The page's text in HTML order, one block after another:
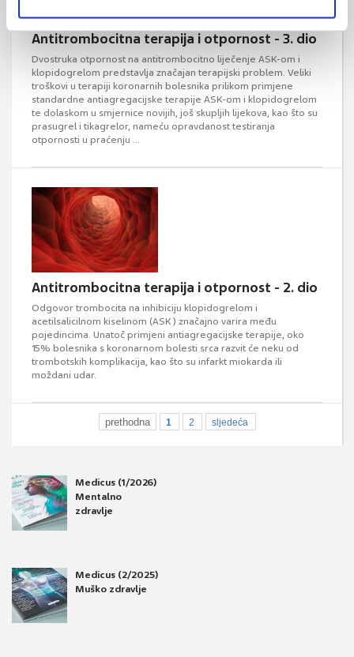
Antitrombocitna terapija i otpornost - 3. dio
Dvostruka otpornost na antitrombocitno liječenje ASK-om i
klopidogrelom predstavlja značajan terapijski problem. Veliki
troškovi u terapiji koronarnih bolesnika prilikom primjene
standardne antiagregacijske terapije ASK-om i klopidogrelom
te dolaskom u smjernice novijih, još skupljih lijekova, kao što su
prasugrel i tikagrelor, nameću opravdanost testiranja
otpornosti u praćenju ...
Antitrombocitna terapija i otpornost - 2. dio
Odgovor trombocita na inhibiciju klopidogrelom i
acetilsalicilnom kiselinom (ASK) značajno varira među
pojedincima. Unatoč primjeni antiagregacijske terapije, oko
15% bolesnika s koronarnom bolesti srca razvit će neku od
trombotskih komplikacija, kao što su infarkt miokarda ili
moždani udar.
prethodna 1 2 sljedeća
Medicus (1/2026)
Mentalno
zdravlje
Medicus (2/2025)
Muško zdravlje